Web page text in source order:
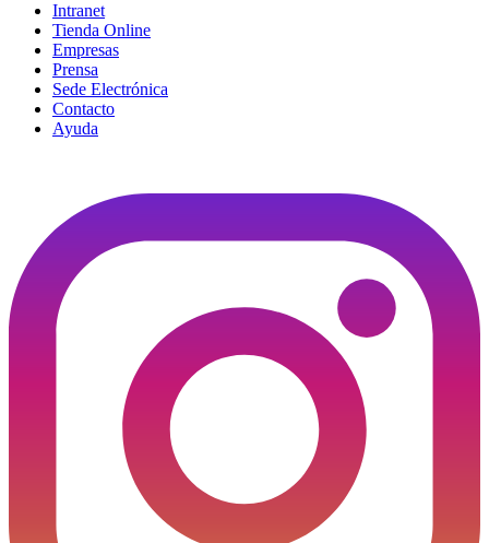
Intranet
Tienda Online
Empresas
Prensa
Sede Electrónica
Contacto
Ayuda